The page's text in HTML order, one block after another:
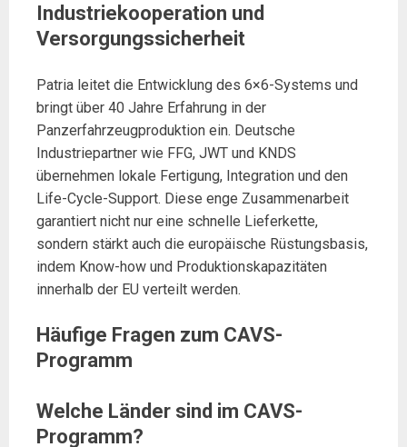
Industriekooperation und
Versorgungssicherheit
Patria leitet die Entwicklung des 6×6-Systems und
bringt über 40 Jahre Erfahrung in der
Panzerfahrzeugproduktion ein. Deutsche
Industriepartner wie FFG, JWT und KNDS
übernehmen lokale Fertigung, Integration und den
Life-Cycle-Support. Diese enge Zusammenarbeit
garantiert nicht nur eine schnelle Lieferkette,
sondern stärkt auch die europäische Rüstungsbasis,
indem Know-how und Produktionskapazitäten
innerhalb der EU verteilt werden.
Häufige Fragen zum CAVS-
Programm
Welche Länder sind im CAVS-
Programm?